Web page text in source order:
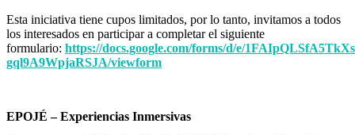
Esta iniciativa tiene cupos limitados, por lo tanto, invitamos a todos
los interesados en participar a completar el siguiente
formulario: https://docs.google.com/forms/d/e/
gql9A9WpjaRSJA/viewform
EPOJÉ – Experiencias Inmersivas